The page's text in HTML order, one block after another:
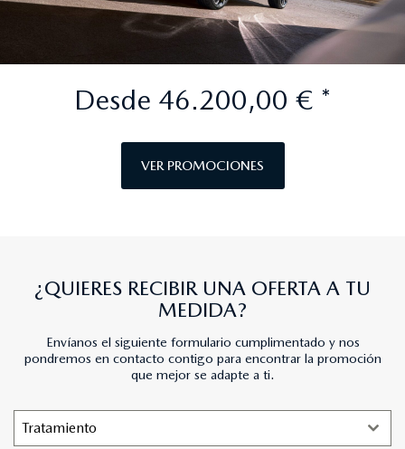
Desde 46.200,00 € *
VER PROMOCIONES
¿QUIERES RECIBIR UNA OFERTA A TU
MEDIDA?
Envíanos el siguiente formulario cumplimentado y nos
pondremos en contacto contigo para encontrar la promoción
que mejor se adapte a ti.
Tratamiento